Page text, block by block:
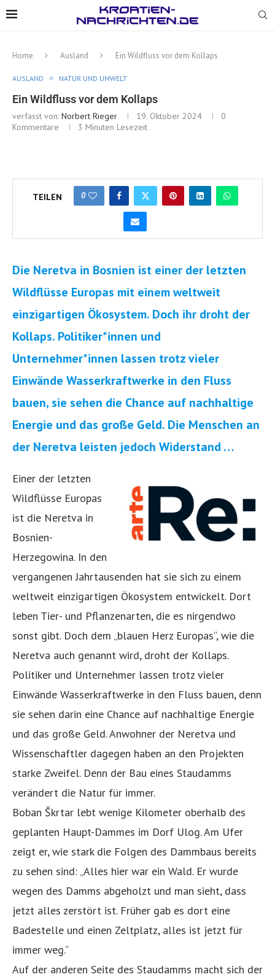
Home Ausland Ein Wildfluss vor dem Kollaps
AUSLAND NATUR UND UMWELT
Ein Wildfluss vor dem Kollaps
verfasst von: Norbert Rieger 19. Oktober 2024
0
Kommentare
3 Minuten Lesezeit
TEILEN 0
Die Neretva in Bosnien ist einer der letzten
Wildflüsse Europas mit einem weltweit
einzigartigen Ökosystem. Doch ihr droht der
Kollaps. Politiker*innen und
Unternehmer*innen lassen trotz vieler
Einwände Wasserkraftwerke in den Fluss
bauen, sie sehen die Chance auf nachhaltige
Energie und das große Geld. Die Menschen an
der Neretva leisten jedoch Widerstand …
Einer der letzten
Wildflüsse Europas
ist die Neretva in
Bosnien-
Herzegowina. In den
vergangenen Jahrtausenden hat sie sich zu einem
weltweit einzigartigen Ökosystem entwickelt. Dort
leben Tier- und Pflanzenarten, die es nirgendwo
sonst gibt. Doch dem „blauen Herz Europas“, wie die
Neretva auch genannt wird, droht der Kollaps.
Politiker und Unternehmer lassen trotz vieler
Einwände Wasserkraftwerke in den Fluss bauen, denn
sie sehen darin eine Chance auf nachhaltige Energie
und das große Geld. Anwohner der Neretva und
Wissenschaftler dagegen haben an den Projekten
starke Zweifel. Denn der Bau eines Staudamms
verändert die Natur für immer.
Boban Škrtar lebt wenige Kilometer oberhalb des
geplanten Haupt-Dammes im Dorf Ulog. Am Ufer
zeigt er, wie stark die Folgen des Dammbaus bereits
zu sehen sind: „Alles hier war ein Wald. Er wurde
wegen des Damms abgeholzt und man sieht, dass
jetzt alles zerstört ist. Früher gab es dort eine
Badestelle und einen Zeltplatz, alles ist jetzt für
immer weg.“
Auf der anderen Seite des Staudamms macht sich der